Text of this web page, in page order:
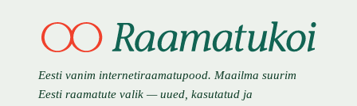
Eesti vanim internetiraamatupood. Maailma suurim
Eesti raamatute valik — uued, kasutatud ja